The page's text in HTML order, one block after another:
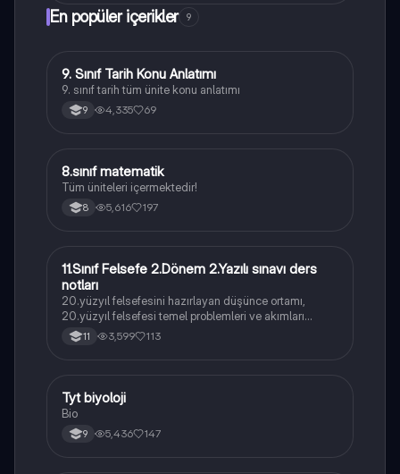
En popüler içerikler 9
Tarih
9. Sınıf Tarih Konu Anlatımı
9. sınıf tarih tüm ünite konu anlatımı
9 4,335 69
Matematik
8.sınıf matematik
Tüm üniteleri içermektedir!
8 5,616 197
Felsefe
11.Sınıf Felsefe 2.Dönem 2.Yazılı sınavı ders
notları
20.yüzyıl felsefesini hazırlayan düşünce ortamı,
20.yüzyıl felsefesi temel problemleri ve akımları
konularını içermektedir
11 3,599 113
Biyoloji
Tyt biyoloji
Bio
9 5,436 147